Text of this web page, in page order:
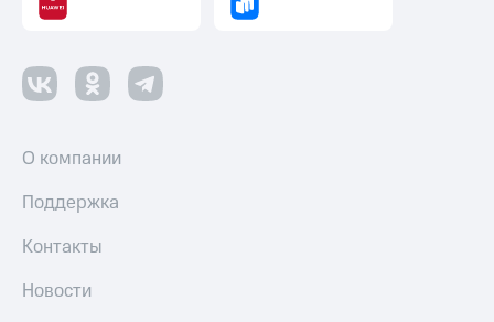
О компании
Поддержка
Контакты
Новости